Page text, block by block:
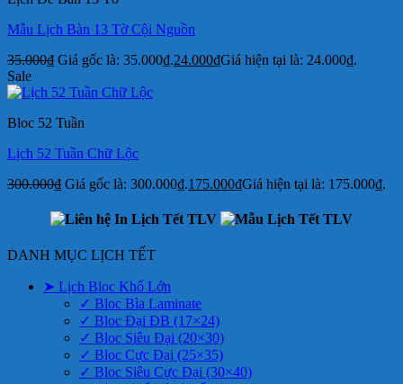
Mẫu Lịch Bàn 13 Tờ Cội Nguồn
35.000₫ Giá gốc là: 35.000₫.24.000₫Giá hiện tại là: 24.000₫.
Sale
Bloc 52 Tuần
Lịch 52 Tuần Chữ Lộc
300.000₫ Giá gốc là: 300.000₫.175.000₫Giá hiện tại là: 175.000₫.
DANH MỤC LỊCH TẾT
➤ Lịch Bloc Khổ Lớn
✓ Bloc Bìa Laminate
✓ Bloc Đại ĐB (17×24)
✓ Bloc Siêu Đại (20×30)
✓ Bloc Cực Đại (25×35)
✓ Bloc Siêu Cực Đại (30×40)